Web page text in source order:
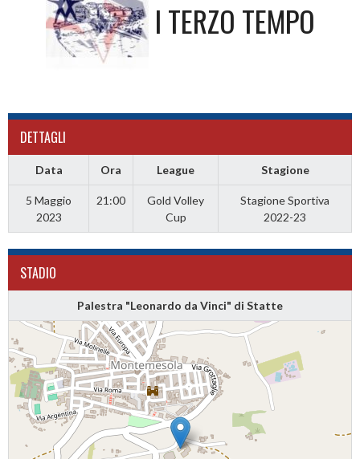
I TERZO TEMPO
DETTAGLI
Data Ora League Stagione
5 Maggio
2023
21:00
Gold Volley
Cup
Stagione Sportiva
2022-23
STADIO
Palestra "Leonardo da Vinci" di Statte